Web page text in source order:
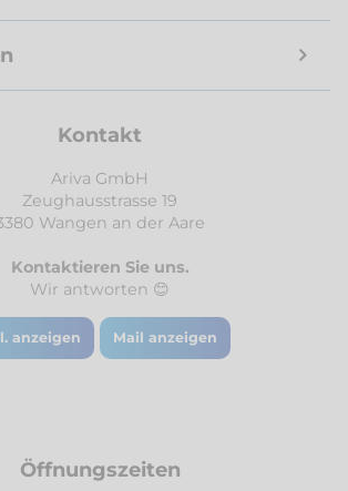
Kontakt
Ariva GmbH
Zeughausstrasse 19
Wangen an der Aare
Kontaktieren Sie uns.
Wir antworten 😊
anzeigen Mail anzeigen
Öffnungszeiten